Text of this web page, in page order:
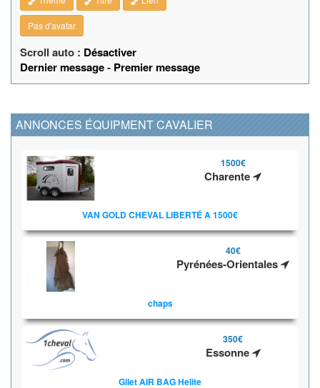
Pas d'avatar
Scroll auto : Désactiver
Dernier message- Premier message
ANNONCES ÉQUIPMENT CAVALIER
1500€
Charente
VAN GOLD CHEVAL LIBERTÉ A 1500€
40€
Pyrénées-Orientales
chaps
350€
Essonne
Gilet AIR BAG Helite